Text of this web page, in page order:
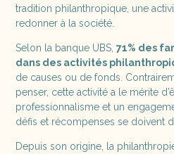
tradition philanthropique, une
redonner à la société.
Selon la banque UBS,71% des
dans des activités
de causes ou de fonds.
penser, cette activité a le mérite
professionnalisme et un
défis et récompenses se doivent
Depuis son origine, la